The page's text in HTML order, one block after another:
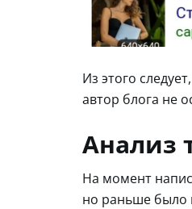
Из этого
автор блога не
Анализ
На момент
но раньше было